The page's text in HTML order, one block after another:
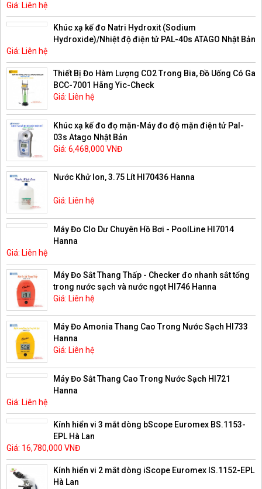
Giá: Liên hệ
Khúc xạ kế đo Natri Hydroxit (Sodium
Hydroxide)/Nhiệt độ điện tử PAL-40s ATAGO Nhật Bản
Giá: Liên hệ
Thiết Bị Đo Hàm Lượng CO2 Trong Bia, Đồ Uống Có Ga
BCC-7001 Hãng Yic-Check
Giá: Liên hệ
Khúc xạ kế đo đọ mặn-Máy đo độ mặn điện tử Pal-
03s Atago Nhật Bản
Giá: 6,468,000 VNĐ
Nước Khử Ion, 3.75 Lít HI70436 Hanna
Giá: Liên hệ
Máy Đo Clo Dư Chuyên Hồ Bơi - PoolLine HI7014
Hanna
Giá: Liên hệ
Máy Đo Sắt Thang Thấp - Checker đo nhanh sắt tổng
trong nước sạch và nước ngọt HI746 Hanna
Giá: Liên hệ
Máy Đo Amonia Thang Cao Trong Nước Sạch HI733
Hanna
Giá: Liên hệ
Máy Đo Sắt Thang Cao Trong Nước Sạch HI721
Hanna
Giá: Liên hệ
Kính hiển vi 3 mắt dòng bScope Euromex BS.1153-
EPL Hà Lan
Giá: 16,780,000 VNĐ
Kính hiển vi 2 mắt dòng iScope Euromex IS.1152-EPL
Hà Lan